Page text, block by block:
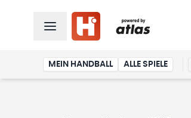
MEIN HANDBALL ALLE SPIELE